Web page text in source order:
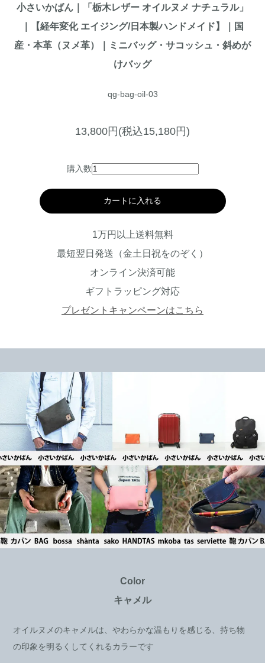
小さいかばん｜「栃木レザー オイルヌメ ナチュラル」
｜【経年変化 エイジング/日本製ハンドメイド】｜国
産・本革（ヌメ革）｜ミニバッグ・サコッシュ・斜めが
けバッグ
qg-bag-oil-03
13,800円(税込15,180円)
購入数
カートに入れる
1万円以上送料無料
最短翌日発送（金土日祝をのぞく）
オンライン決済可能
ギフトラッピング対応
プレゼントキャンペーンはこちら
Color
キャメル
オイルヌメのキャメルは、やわらかな温もりを感じる、持ち物
の印象を明るくしてくれるカラーです